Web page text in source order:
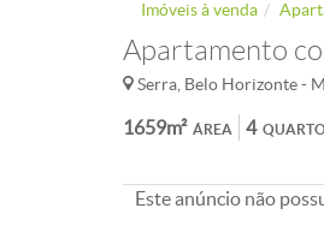
Imóveis à venda
Apartamento
Serra, Belo Horizonte -
ÁREA
1659m² 4
Este anúncio não